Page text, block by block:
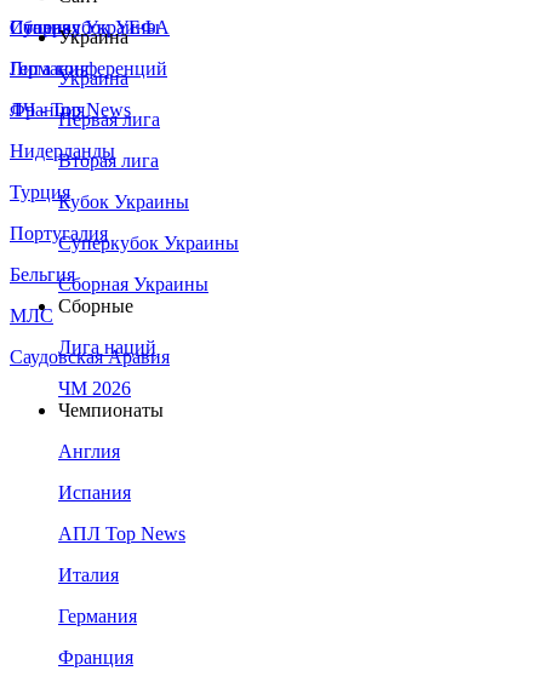
Сборная Украины
Италия
Германия
Франция
Нидерланды
Турция
Португалия
Бельгия
МЛС
Саудовская Аравия
Суперкубок УЕФА
Лига конференций
ЛЧ - Top News
Украина
Украина
Первая лига
Вторая лига
Кубок Украины
Суперкубок Украины
Сборная Украины
Сборные
Лига наций
ЧМ 2026
Чемпионаты
Англия
Испания
АПЛ Top News
Италия
Германия
Франция